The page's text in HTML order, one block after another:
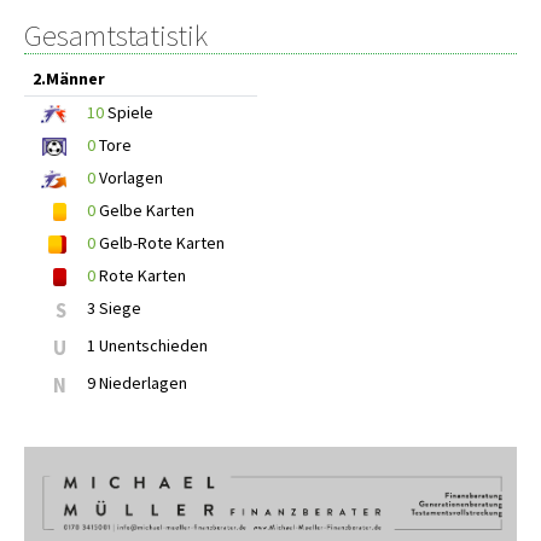
Gesamtstatistik
2.Männer
10Spiele
0Tore
0Vorlagen
0Gelbe Karten
0Gelb-Rote Karten
0Rote Karten
S 3 Siege
U 1 Unentschieden
N 9 Niederlagen